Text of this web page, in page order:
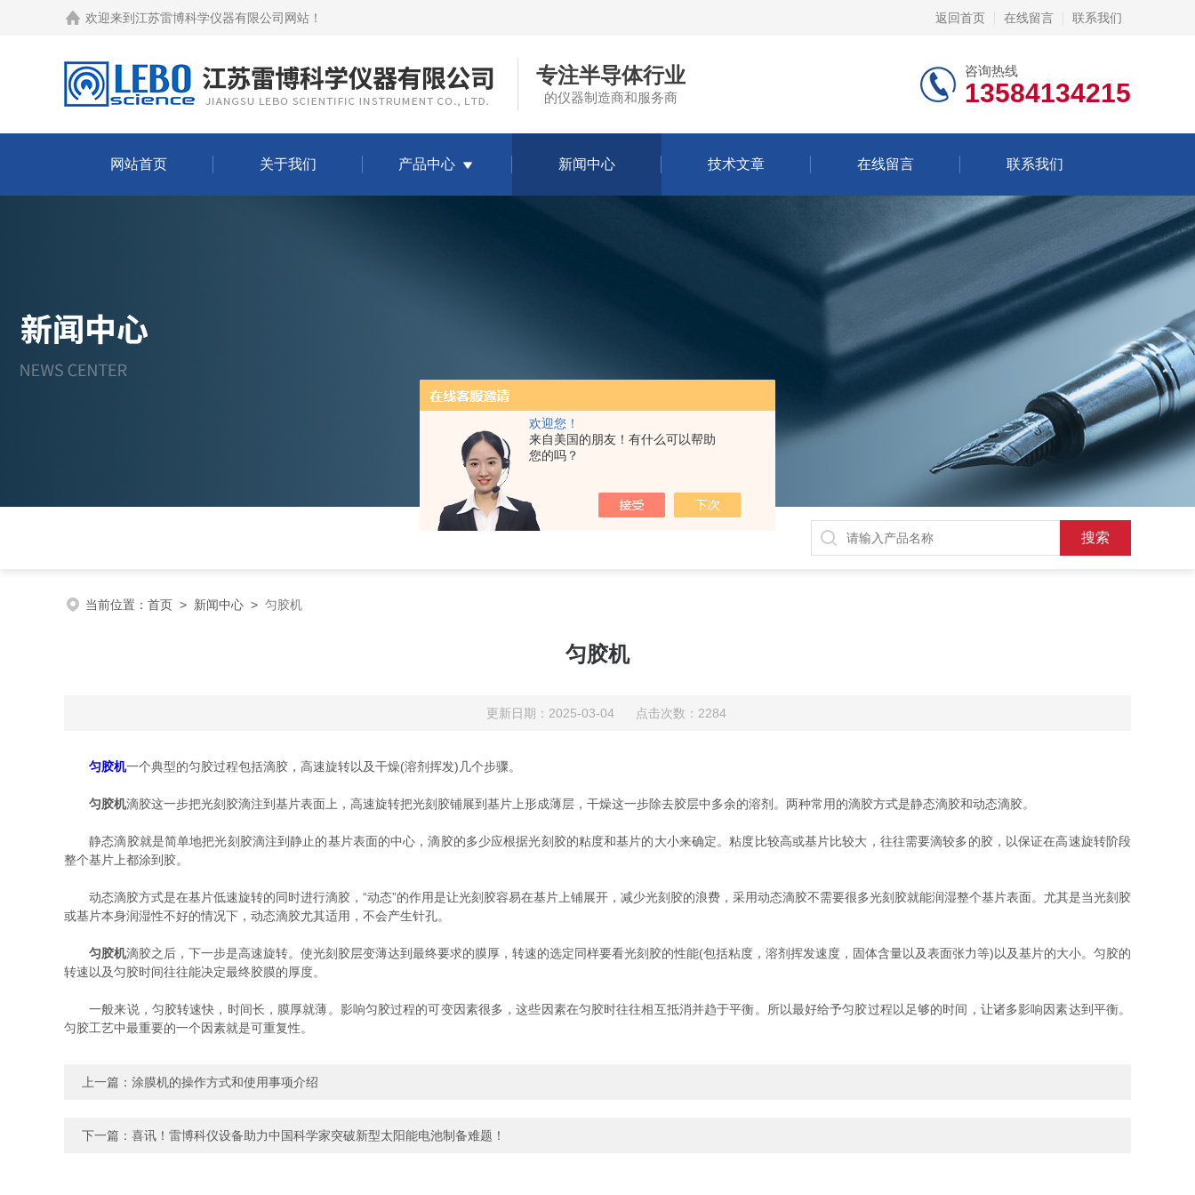
欢迎您！
来自美国的朋友！有什么可以帮助
您的吗？
欢迎来到 江苏雷博科学仪器有限公司网站 ！ 返回首页 在线留言 联系我们
专注半导体行业
的仪器制造商和服务商
咨询热线
13584134215
网站首页 关于我们 产品中心 新闻中心 技术文章 在线留言 联系我们
当前位置： 首页 > 新闻中心 > 匀胶机
匀胶机
更新日期：2025-03-04 点击次数：2284
匀胶机一个典型的匀胶过程包括滴胶，高速旋转以及干燥(溶剂挥发)几个步骤。
匀胶机滴胶这一步把光刻胶滴注到基片表面上，高速旋转把光刻胶铺展到基片上形成薄层，干燥这一步除去胶层中多余的溶剂。两种常用的滴胶方式是静态滴胶和动态滴胶。
静态滴胶就是简单地把光刻胶滴注到静止的基片表面的中心，滴胶的多少应根据光刻胶的粘度和基片的大小来确定。粘度比较高或基片比较大，往往需要滴较多的胶，以保证在高速旋转阶段
整个基片上都涂到胶。
动态滴胶方式是在基片低速旋转的同时进行滴胶，“动态”的作用是让光刻胶容易在基片上铺展开，减少光刻胶的浪费，采用动态滴胶不需要很多光刻胶就能润湿整个基片表面。尤其是当光刻胶
或基片本身润湿性不好的情况下，动态滴胶尤其适用，不会产生针孔。
匀胶机滴胶之后，下一步是高速旋转。使光刻胶层变薄达到最终要求的膜厚，转速的选定同样要看光刻胶的性能(包括粘度，溶剂挥发速度，固体含量以及表面张力等)以及基片的大小。匀胶的
转速以及匀胶时间往往能决定最终胶膜的厚度。
一般来说，匀胶转速快，时间长，膜厚就薄。影响匀胶过程的可变因素很多，这些因素在匀胶时往往相互抵消并趋于平衡。所以最好给予匀胶过程以足够的时间，让诸多影响因素达到平衡。
匀胶工艺中最重要的一个因素就是可重复性。
上一篇： 涂膜机的操作方式和使用事项介绍
下一篇： 喜讯！雷博科仪设备助力中国科学家突破新型太阳能电池制备难题！